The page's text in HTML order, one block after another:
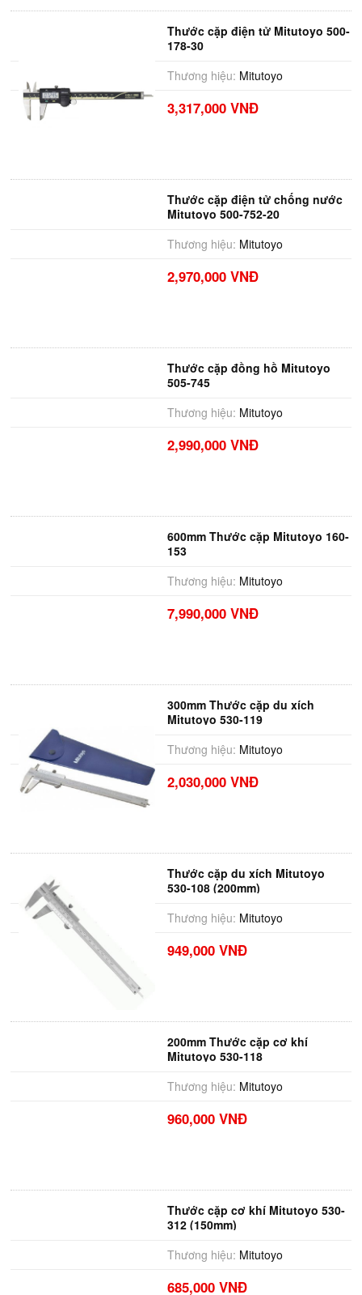
Thước cặp điện tử Mitutoyo 500-
178-30
Thương hiệu: Mitutoyo
3,317,000 VNĐ
Thước cặp điện tử chống nước
Mitutoyo 500-752-20
Thương hiệu: Mitutoyo
2,970,000 VNĐ
Thước cặp đồng hồ Mitutoyo
505-745
Thương hiệu: Mitutoyo
2,990,000 VNĐ
600mm Thước cặp Mitutoyo 160-
153
Thương hiệu: Mitutoyo
7,990,000 VNĐ
300mm Thước cặp du xích
Mitutoyo 530-119
Thương hiệu: Mitutoyo
2,030,000 VNĐ
Thước cặp du xích Mitutoyo
530-108 (200mm)
Thương hiệu: Mitutoyo
949,000 VNĐ
200mm Thước cặp cơ khí
Mitutoyo 530-118
Thương hiệu: Mitutoyo
960,000 VNĐ
Thước cặp cơ khí Mitutoyo 530-
312 (150mm)
Thương hiệu: Mitutoyo
685,000 VNĐ